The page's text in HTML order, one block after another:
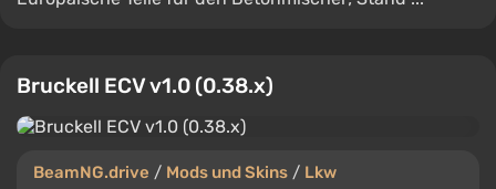
Bruckell ECV v1.0 (0.38.x)
BeamNG.drive / Mods und Skins / Lkw